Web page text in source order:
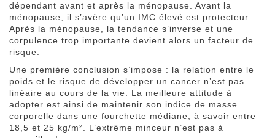
dépendant avant et après la ménopause. Avant la
ménopause, il s’avère qu’un IMC élevé est protecteur.
Après la ménopause, la tendance s’inverse et une
corpulence trop importante devient alors un facteur de
risque.
Une première conclusion s’impose : la relation entre le
poids et le risque de développer un cancer n’est pas
linéaire au cours de la vie. La meilleure attitude à
adopter est ainsi de maintenir son indice de masse
corporelle dans une fourchette médiane, à savoir entre
18,5 et 25 kg/m². L’extrême minceur n’est pas à